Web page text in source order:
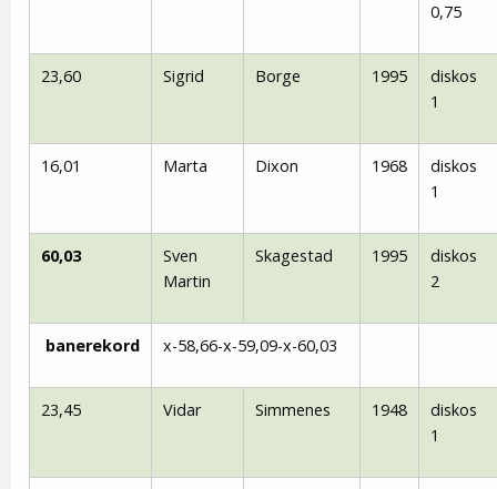
0,75
23,60 Sigrid Borge 1995
diskos
1
16,01 Marta Dixon 1968
diskos
1
60,03
Sven
Martin
Skagestad 1995
diskos
2
banerekord x-58,66-x-59,09-x-60,03
23,45 Vidar Simmenes 1948
diskos
1